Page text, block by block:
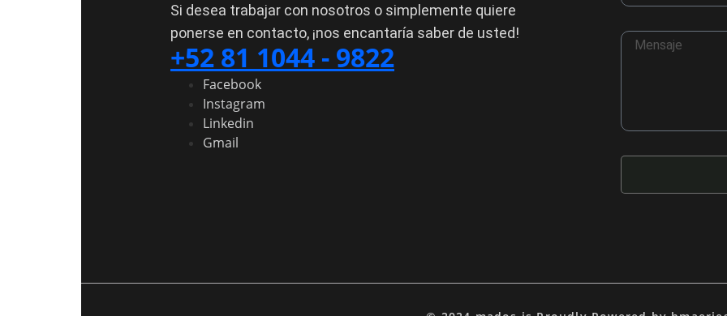
Si desea trabajar con nosotros o simplemente quiere
ponerse en contacto, ¡nos encantaría saber de usted!
+52 81 1044 - 9822
Facebook
Instagram
Linkedin
Gmail